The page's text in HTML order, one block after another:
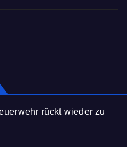
rückt wieder zu